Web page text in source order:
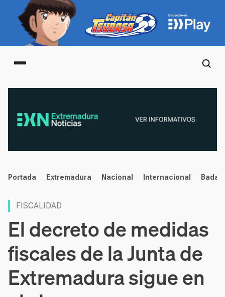
Main menu
noticias
Portada Extremadura Nacional Internacional
FISCALIDAD
El decreto de medidas
fiscales de la Junta de
Extremadura sigue en